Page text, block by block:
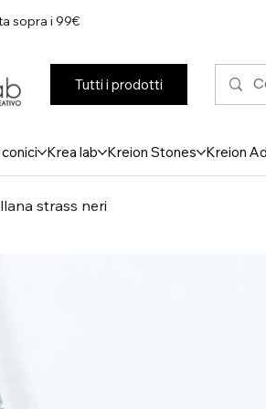
sopra i 99€
Tutti i prodotti
Krea lab Kreion Stones Kreion
strass neri